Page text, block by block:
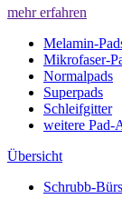
mehr erfahren
Melamin-
Mikrofaser-
Normalpads
Superpads
Schleifgitter
weitere Pad-
Übersicht
Schrubb-